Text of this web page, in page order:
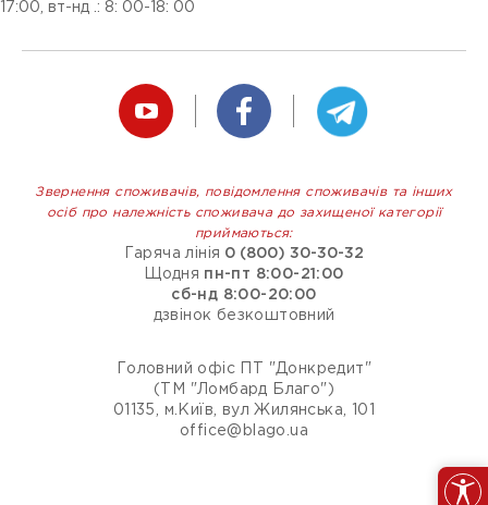
17:00, вт-нд .: 8: 00-18: 00
Звернення споживачів, повідомлення споживачів та інших
осіб про належність споживача до захищеної категорії
приймаються:
Гаряча лінія 0 (800) 30-30-32
Щодня пн-пт 8:00-21:00
сб-нд 8:00-20:00
дзвінок безкоштовний
Головний офіс ПТ "Донкредит"
(ТМ "Ломбард Благо")
01135, м.Київ, вул Жилянська, 101
office@blago.ua